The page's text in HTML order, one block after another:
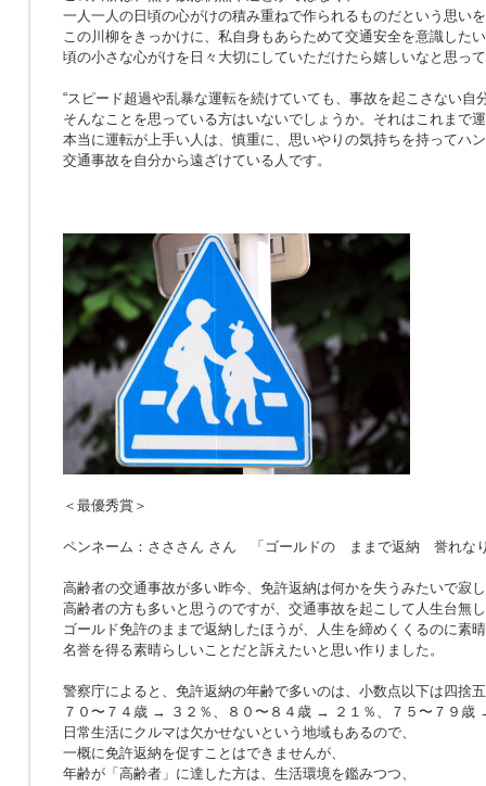
一人一人の日頃の心がけの積み重ねで作られるものだという思い
この川柳をきっかけに、私自身もあらためて交通安全を意識した
頃の小さな心がけを日々大切にしていただけたら嬉しいなと思っ
“スピード超過や乱暴な運転を続けていても、事故を起こさない自
そんなことを思っている方はいないでしょうか。それはこれまで
本当に運転が上手い人は、慎重に、思いやりの気持ちを持ってハ
交通事故を自分から遠ざけている人です。
＜最優秀賞＞
ペンネーム：さささん さん 「ゴールドの ままで返納 誉れな
高齢者の交通事故が多い昨今、免許返納は何かを失うみたいで寂
高齢者の方も多いと思うのですが、交通事故を起こして人生台無
ゴールド免許のままで返納したほうが、人生を締めくくるのに素
名誉を得る素晴らしいことだと訴えたいと思い作りました。
警察庁によると、免許返納の年齢で多いのは、小数点以下は四捨
７０〜７４歳 → ３２％、８０〜８４歳 → ２１％、７５〜７９歳
日常生活にクルマは欠かせないという地域もあるので、
一概に免許返納を促すことはできませんが、
年齢が「高齢者」に達した方は、生活環境を鑑みつつ、